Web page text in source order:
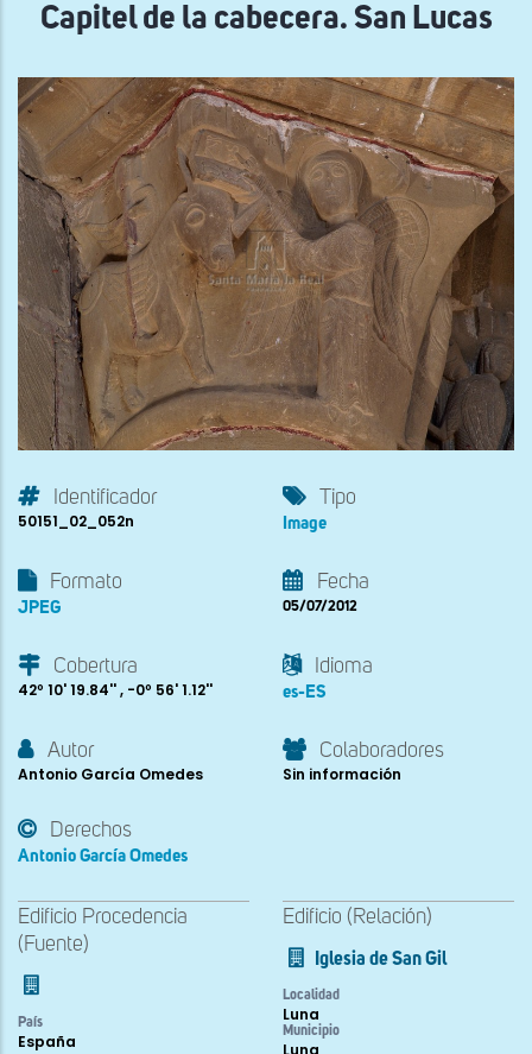
Capitel de la cabecera. San Lucas
Identificador
50151_02_052n
Tipo
Image
Formato
JPEG
Fecha
05/07/2012
Cobertura
42º 10' 19.84'' , -0º 56' 1.12''
Idioma
es-ES
Autor
Antonio García Omedes
Colaboradores
Sin información
Derechos
Antonio García Omedes
Edificio Procedencia
(Fuente)
País
España
Edificio (Relación)
Iglesia de San Gil
Localidad
Luna
Municipio
Luna